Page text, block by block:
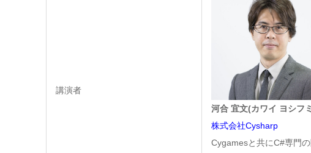
講演者
河合 宜文(カワイ ヨシフ
株式会社Cysharp
Cygamesと共にC#専門